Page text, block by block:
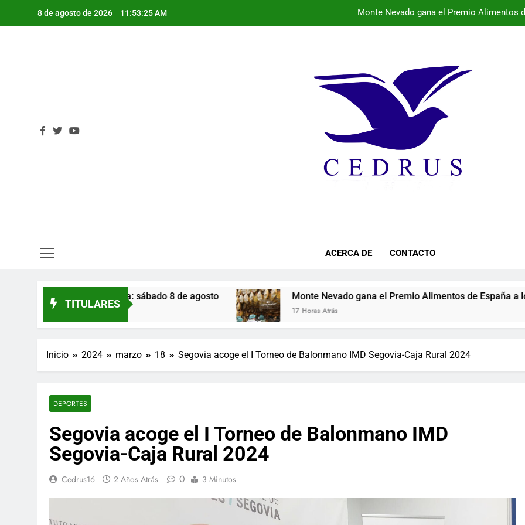
8 de agosto de 2026 11:53:26 AM Monte Nevado gana el Premio Alimentos
Programa de la semana cultural de
Monte Nevado gana el Premio Alimentos
La provincia vibra este fin de semana con
ACERCA DE CONTACTO
TITULARES
de Eresma: sábado 8 de agosto Monte Nevado gana el Premio Alimentos de España a los mejores
17 Horas Atrás
Inicio 2024 marzo 18 Segovia acoge el I Torneo de Balonmano IMD Segovia-Caja Rural 2024
DEPORTES
Segovia acoge el I Torneo de Balonmano IMD
Segovia-Caja Rural 2024
Cedrus16 2 Años Atrás 0 3 Minutos